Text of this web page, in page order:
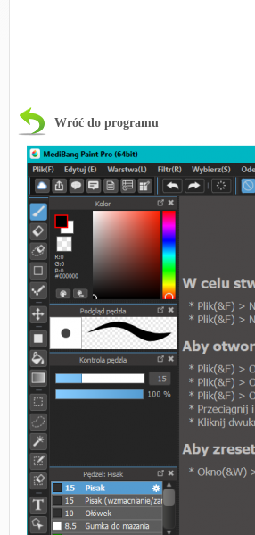
Wróć do programu